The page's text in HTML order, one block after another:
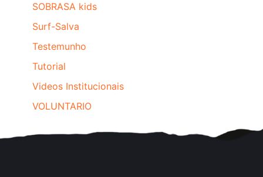
SOBRASA kids
Surf-Salva
Testemunho
Tutorial
Videos Institucionais
VOLUNTARIO